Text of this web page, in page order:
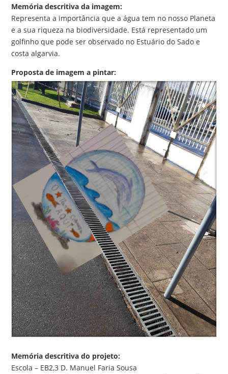
Memória descritiva da imagem:
Representa a importância que a água tem no nosso Planeta
e a sua riqueza na biodiversidade. Está representado um
golfinho que pode ser observado no Estuário do Sado e
costa algarvia.
Proposta de imagem a pintar:
Memória descritiva do projeto:
Escola – EB2,3 D. Manuel Faria Sousa